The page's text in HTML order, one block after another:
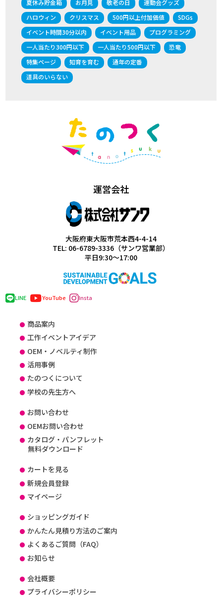
夏休み貯金箱
お月見 敬老の日
運動会グッズ
ハロウィン
クリスマス 500円以上付加価値
SDGs
イベント時間30分以内
イベント用品
プログラミング
一人当たり300円以下
一人当たり500円以下
恐竜
特集ページ
知育を育む
通年の定番
道具のいらない
運営会社
大阪府東大阪市荒本西4-4-14
TEL: 06-6789-3336（サンワ営業部）
平日9:30～17:00
LINE YouTube Insta
商品案内
工作イベントアイデア
OEM・ノベルティ制作
活用事例
たのつくについて
学校の先生方へ
お問い合わせ
OEMお問い合わせ
カタログ・パンフレット
無料ダウンロード
カートを見る
新規会員登録
マイページ
ショッピングガイド
かんたん見積り方法のご案内
よくあるご質問（FAQ）
お知らせ
会社概要
プライバシーポリシー